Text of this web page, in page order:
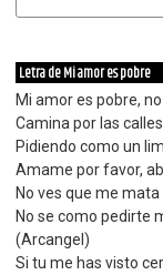
Letra de Mi amor es pobre
Mi amor es pobre,
Camina por las
Pidiendo como un
Amame por favor,
No ves que me
No se como pedirte
(Arcangel)
Si tu me has visto